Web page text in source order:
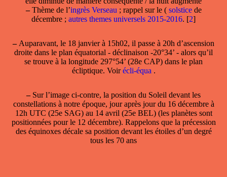
–Thème de l’ingrès Verseau ; rappel sur le (solsticede
décembre ; autres themes universels 2015-2016. [2]
–Auparavant, le 18 janvier à 15h02, il passe à 20h d’ascension
droite dans le plan équatorial - déclinaison -20°34’ - alors qu’il
se trouve à la longitude 297°54’ (28e CAP) dans le plan
écliptique. Voirécli-équa .
–Sur l’image ci-contre, la position du Soleil devant les
constellations à notre époque, jour après jour du 16 décembre à
12h UTC (25e SAG) au 14 avril (25e BEL) (les planètes sont
positionnées pour le 12 décembre). Rappelons que la précession
des équinoxes décale sa position devant les étoiles d’un degré
tous les 70 ans